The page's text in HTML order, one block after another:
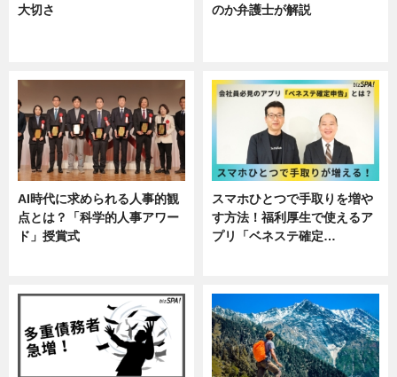
大切さ
のか弁護士が解説
AI時代に求められる人事的観
点とは？「科学的人事アワー
ド」授賞式
スマホひとつで手取りを増や
す方法！福利厚生で使えるア
プリ「ベネステ確定…